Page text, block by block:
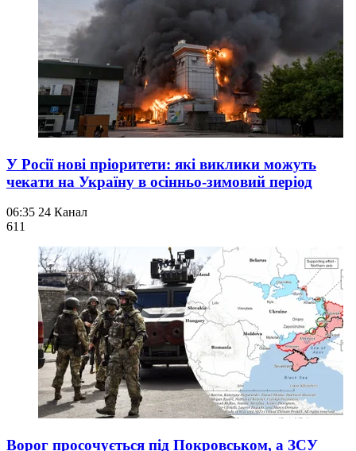
У Росії нові пріоритети: які виклики можуть
чекати на Україну в осінньо-зимовий період
06:35 24 Канал
611
Ворог просочується під Покровськом, а ЗСУ